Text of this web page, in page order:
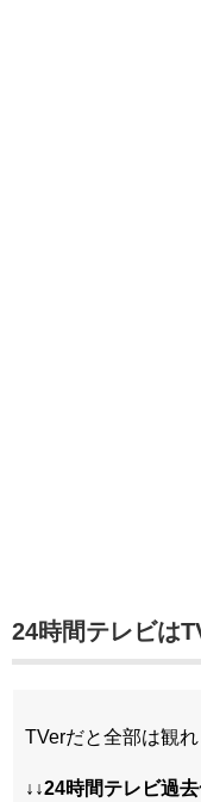
24時間テレビは
TVerだと全部は観れ
↓↓24時間テレビ過